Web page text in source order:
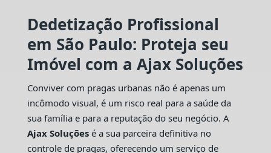
Dedetização Profissional
em São Paulo: Proteja seu
Imóvel com a Ajax Soluções
Conviver com pragas urbanas não é apenas um
incômodo visual, é um risco real para a saúde da
sua família e para a reputação do seu negócio. A
Ajax Soluçõesé a sua parceira definitiva no
controle de pragas, oferecendo um serviço de